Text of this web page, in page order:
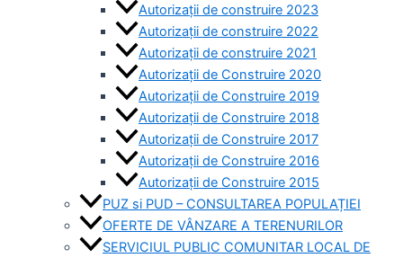
Autorizații de construire 2023
Autorizații de construire 2022
Autorizații de construire 2021
Autorizații de Construire 2020
Autorizații de Construire 2019
Autorizaţii de Construire 2018
Autorizaţii de Construire 2017
Autorizaţii de Construire 2016
Autorizaţii de Construire 2015
PUZ si PUD – CONSULTAREA POPULAȚIEI
OFERTE DE VÂNZARE A TERENURILOR
SERVICIUL PUBLIC COMUNITAR LOCAL DE